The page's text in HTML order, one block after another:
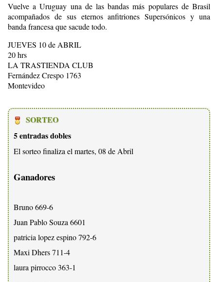
Vuelve a Uruguay una de las bandas más populares de Brasil
acompañados de sus eternos anfitriones Supersónicos y una
banda francesa que sacude todo.
JUEVES 10 de ABRIL
20 hrs
LA TRASTIENDA CLUB
Fernández Crespo 1763
Montevideo
SORTEO
5 entradas dobles
El sorteo finaliza el martes, 08 de Abril
Ganadores
Bruno 669-6
Juan Pablo Souza 6601
patricia lopez espino 792-6
Maxi Dhers 711-4
laura pirrocco 363-1